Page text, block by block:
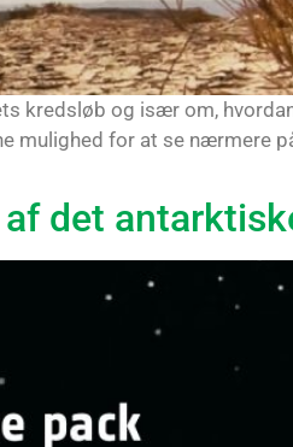
kredsløb og især om,
mulighed for at se nærmere
det